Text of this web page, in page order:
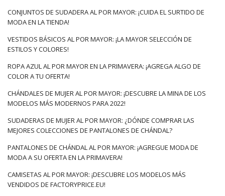
CONJUNTOS DE SUDADERA AL POR MAYOR: ¡CUIDA EL SURTIDO DE
MODA EN LA TIENDA!
VESTIDOS BÁSICOS AL POR MAYOR: ¡LA MAYOR SELECCIÓN DE
ESTILOS Y COLORES!
ROPA AZUL AL POR MAYOR EN LA PRIMAVERA: ¡AGREGA ALGO DE
COLOR A TU OFERTA!
CHÁNDALES DE MUJER AL POR MAYOR: ¡DESCUBRE LA MINA DE LOS
MODELOS MÁS MODERNOS PARA 2022!
SUDADERAS DE MUJER AL POR MAYOR: ¿DÓNDE COMPRAR LAS
MEJORES COLECCIONES DE PANTALONES DE CHÁNDAL?
PANTALONES DE CHÁNDAL AL POR MAYOR: ¡AGREGUE MODA DE
MODA A SU OFERTA EN LA PRIMAVERA!
CAMISETAS AL POR MAYOR: ¡DESCUBRE LOS MODELOS MÁS
VENDIDOS DE FACTORYPRICE.EU!